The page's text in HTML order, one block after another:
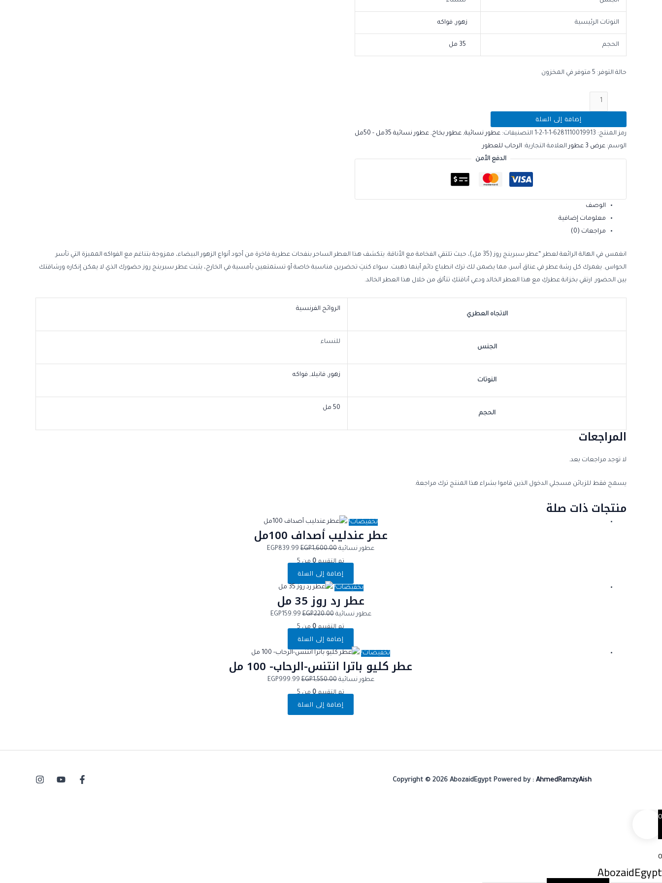
النوتات الرئيسية زهور, فواكه
الحجم 35 مل
حالة التوفر: 5 متوفر في المخزون
إضافة إلى السلة
رمز المنتج: 6281110019913-1-1-2-1 التصنيفات: عطور نسائية, عطور بخاخ, عطور نسائية 35مل - 50مل
الوسم: عرض 3 عطور العلامة التجارية: الرحاب للعطور
الدفع الأمن
الوصف
معلومات إضافية
مراجعات (0)
انغمس في الهالة الرائعة لعطر “عطر سبرينج روز (35 مل)، حيث تلتقي الفخامة مع الأناقة. يتكشف هذا العطر الساحر بنفحات عطرية فاخرة من أجود أنواع الزهور البيضاء، ممزوجة بتناغم مع الفواكه المميزة التي تأسر
الحواس. يغمرك كل رشة عطر في عناق آسر، مما يضمن لك ترك انطباع دائم أينما ذهبت. سواء كنتِ تحضرين مناسبة خاصة أو تستمتعين بأمسية في الخارج، يثبت عطر سبرينج روز حضورك الذي لا يمكن إنكاره ورشاقتك
بين الحضور. ارتقي بخزانة عطركِ مع هذا العطر الخالد ودعي أناقتكِ تتألق من خلال هذا العطر الخالد.
الاتجاه العطري
الروائح الفرنسية
الجنس
للنساء
النوتات
زهور, فانيلا, فواكه
الحجم
50 مل
المراجعات
لا توجد مراجعات بعد.
يسمح فقط للزبائن مسجلي الدخول الذين قاموا بشراء هذا المنتج ترك مراجعة.
منتجات ذات صلة
تخفيضات!
عطر عندليب أصداف 100مل
عطور نسائية EGP1,600.00
EGP839.99
تم التقييم0من 5
إضافة إلى السلة
تخفيضات!
عطر رد روز 35 مل
عطور نسائية EGP220.00
EGP 159.99
تم التقييم0من 5
إضافة إلى السلة
تخفيضات!
عطر كليو باترا انتنس-الرحاب- 100 مل
عطور نسائية EGP1,550.00
EGP999.99
تم التقييم0من 5
إضافة إلى السلة
Copyright © 2026 AbozaidEgypt Powered by :AhmedRamzyAish
0
0
AbozaidEgypt